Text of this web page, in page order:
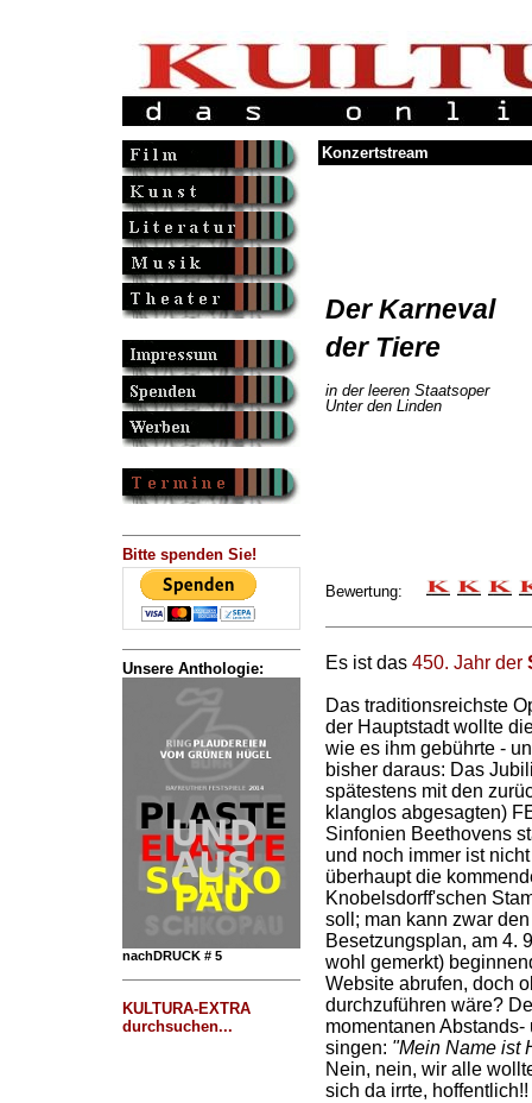
Bitte spenden Sie!
Unsere Anthologie:
nachDRUCK # 5
KULTURA-EXTRA
durchsuchen...
Konzertstream
Der Karneval
der Tiere
in der leeren Staatsoper
Unter den Linden
Bewertung:
Es ist das 450. Jahr der
Das traditionsreichste
der Hauptstadt wollte
wie es ihm gebührte -
bisher daraus: Das
spätestens mit den
klanglos abgesagten)
Sinfonien Beethovens
und noch immer ist
überhaupt die
Knobelsdorff'schen
soll; man kann zwar
Besetzungsplan, am 4.
wohl gemerkt)
Website abrufen, doch
durchzuführen wäre?
momentanen
singen: "Mein Name ist
Nein, nein, wir alle
sich da irrte, hoffentlich!!